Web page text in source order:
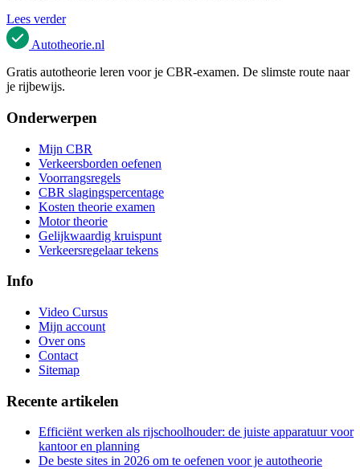
Lees verder
Autotheorie.nl
Gratis autotheorie leren voor je CBR-examen. De slimste route naar
je rijbewijs.
Onderwerpen
Mijn CBR
Verkeersborden oefenen
Voorrangsregels
CBR slagingspercentage
Kosten theorie examen
Motor theorie
Gelijkwaardig kruispunt
Verkeersregelaar tekens
Info
Video Cursus
Mijn account
Over ons
Contact
Sitemap
Recente artikelen
Efficiënt werken als rijschoolhouder: de juiste apparatuur voor
kantoor en planning
De beste sites in 2026 om te oefenen voor je autotheorie